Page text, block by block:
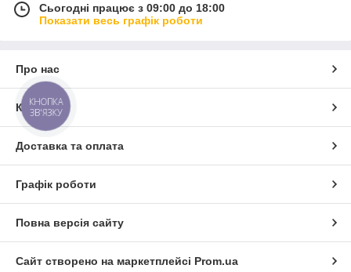
Сьогодні працює з 09:00 до 18:00
Показати весь графік роботи
Про нас
Контакти
Доставка та оплата
Графік роботи
Повна версія сайту
Сайт створено на маркетплейсі Prom.ua
КНОПКА
ЗВ'ЯЗКУ